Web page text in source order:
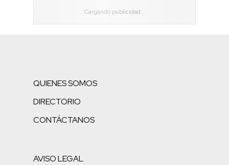
QUIENES SOMOS
DIRECTORIO
CONTÁCTANOS
AVISO LEGAL